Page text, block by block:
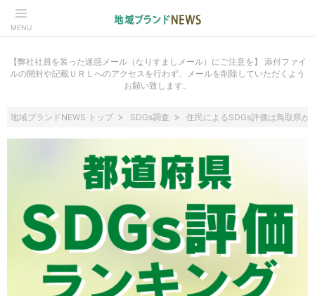
MENU
【弊社社員を装った迷惑メール（なりすましメール）にご注意を】 添付ファイ
ルの開封や記載ＵＲＬへのアクセスを行わず、メールを削除していただくよう
お願い致します。
地域ブランドNEWS トップ SDGs調査 住民によるSDGs評価は鳥取県